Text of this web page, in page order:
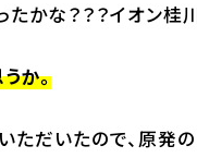
かな？？？イオン桂
か。
だいたので、原発